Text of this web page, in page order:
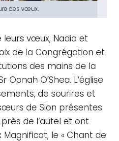
des vœux.
leurs vœux, Nadia et
de la Congrégation et
des mains de la
Oonah O’Shea. L’église
de sourires et
de Sion présentes
de l’autel et ont
le « Chant de